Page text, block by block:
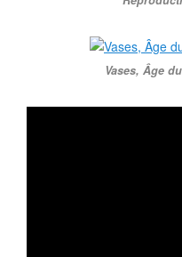
Vases, Âge